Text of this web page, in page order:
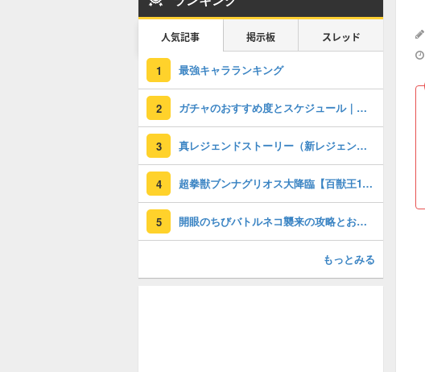
人気記事 掲示板 スレッド
1 最強キャラランキング
2 ガチャのおすすめ度とスケジュール｜今引くべきガチャ
3 真レジェンドストーリー（新レジェンド）の攻略一覧
4 超拳獣ブンナグリオス大降臨【百獣王1】の攻略とクリア編成
5 開眼のちびバトルネコ襲来の攻略とおすすめキャラ
もっとみる